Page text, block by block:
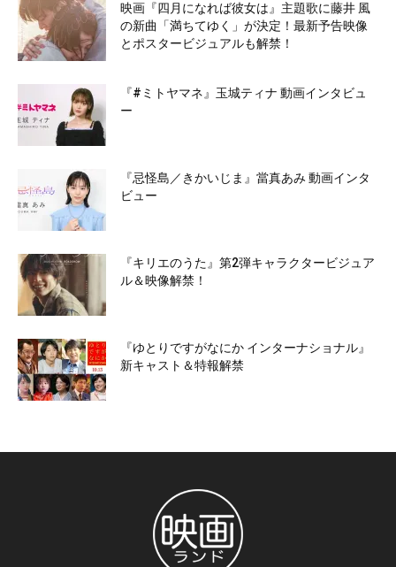
映画『四月になれば彼女は』主題歌に藤井 風
の新曲「満ちてゆく」が決定！最新予告映像
とポスタービジュアルも解禁！
『#ミトヤマネ』玉城ティナ 動画インタビュ
ー
『忌怪島／きかいじま』當真あみ 動画インタ
ビュー
『キリエのうた』第2弾キャラクタービジュア
ル＆映像解禁！
『ゆとりですがなにか インターナショナル』
新キャスト＆特報解禁